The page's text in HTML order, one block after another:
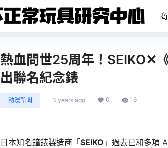
熱血問世25周年！SEIKO✕
出聯名紀念錶
動漫新聞 3 years ago 0 16
日本知名鐘錶製造商「SEIKO 」過去已和多項